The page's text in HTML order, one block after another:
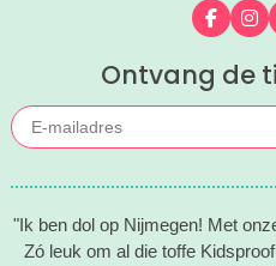
Volg
Ontvang de
"Ik ben dol op Nijmegen! Met
Zó leuk om al die toffe